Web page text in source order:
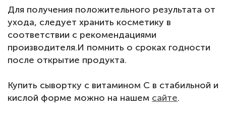
Для получения положительного результата от
ухода, следует хранить косметику в
соответствии с рекомендациями
производителя.И помнить о сроках годности
после открытие продукта.
Купить сывортку с витамином С в стабильной и
кислой форме можно на нашем сайте.